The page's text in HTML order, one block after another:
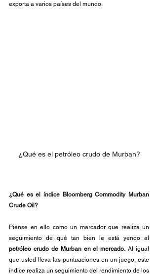
exporta a varios países del mundo.
¿Qué es el petróleo crudo de Murban?
¿Qué es el índice Bloomberg Commodity Murban
Crude Oil?
Piense en ello como un marcador que realiza un
petróleo crudo de Murban en el mercado. Al igual
que usted lleva las puntuaciones en un juego, este
índice realiza un seguimiento del rendimiento de los